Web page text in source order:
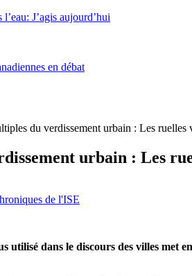
J’agis aujourd’hui
en débat
du verdissement urbain : Les ruelles
urbain : Les
de l'ISE
utilisé dans le discours des villes met